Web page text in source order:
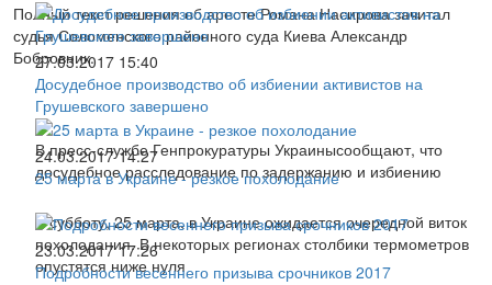
Полный текст решения об аресте Романа Насирова зачитал
судья Соломенского районного суда Киева Александр
Бобровник.
27.03.2017 15:40
Досудебное производство об избиении активистов на
Грушевского завершено
В пресс-службе Генпрокуратуры Украинысообщают, что
досудебное расследование по задержанию и избиению
24.03.2017 14:27
25 марта в Украине - резкое похолодание
В субботу, 25 марта, в Украине ожидается очередной виток
похолодания. В некоторых регионах столбики термометров
опустятся ниже нуля
23.03.2017 17:26
Подробности весеннего призыва срочников 2017